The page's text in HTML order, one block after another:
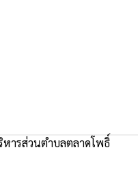
หารส่วนตำบลตลาดโพธิ์